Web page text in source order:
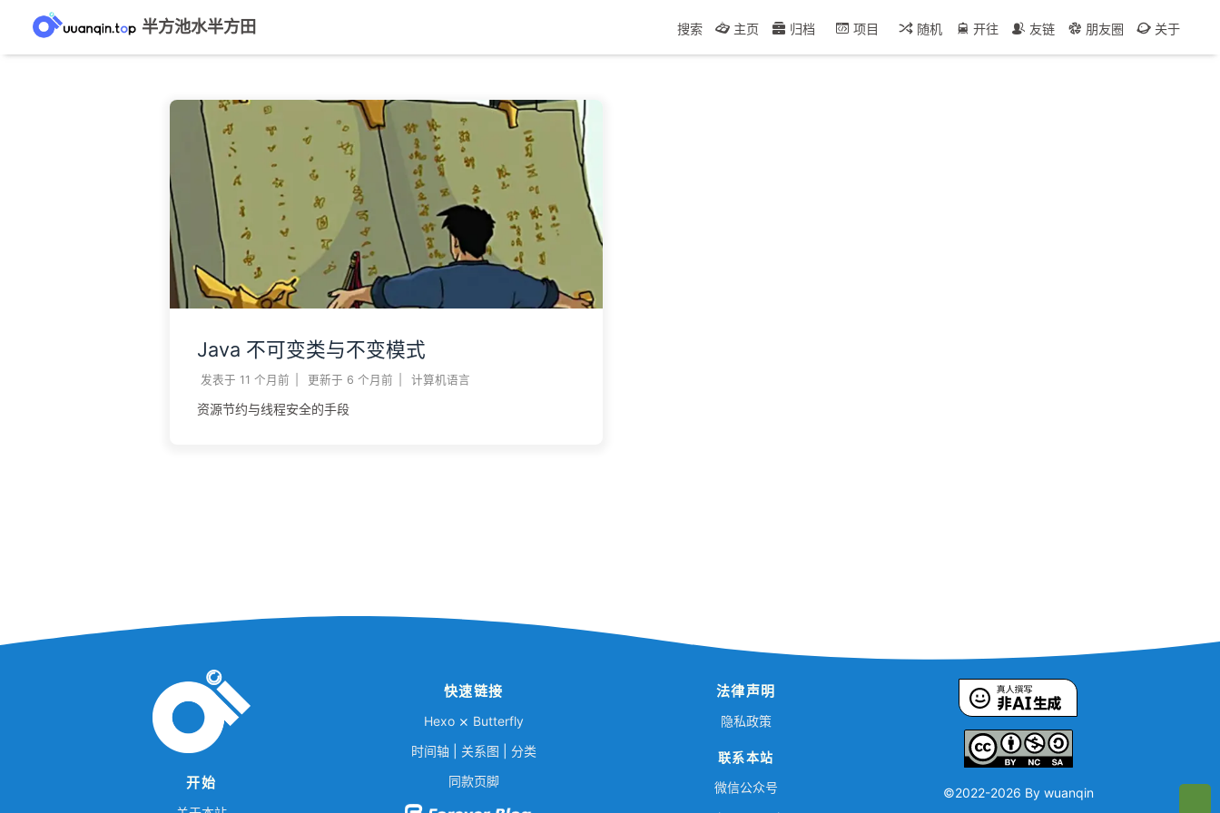
半方池水半方田 搜索 主页 归档 项目 随机 开往 友链 朋友圈 关于
Java 不可变类与不变模式
发表于 11 个月前 更新于 6 个月前 计算机语言
资源节约与线程安全的手段
开始
快速链接
Hexo⨯ Butterfly
时间轴
关系图
分类
同款页脚
法律声明
隐私政策
联系本站
微信公众号
©2022-2026 By wuanqin